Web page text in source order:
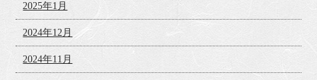
2025年1月
2024年12月
2024年11月